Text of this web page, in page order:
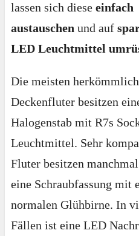
lassen sich diese einfach
austauschen und auf
LED Leuchtmittel
Die meisten
Deckenfluter besitzen
Halogenstab mit R7s
Leuchtmittel. Sehr
Fluter besitzen
eine Schraubfassung mit
normalen Glühbirne. In
Fällen ist eine LED